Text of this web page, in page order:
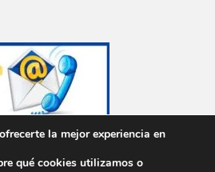
la mejor experiencia en
qué cookies utilizamos o